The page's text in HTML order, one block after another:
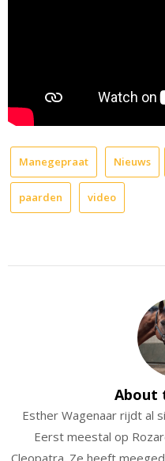
Manegepraat Nieuws
paarden video
About
Esther Wagenaar rijdt al
Eerst meestal op
Cleopatra. Ze heeft